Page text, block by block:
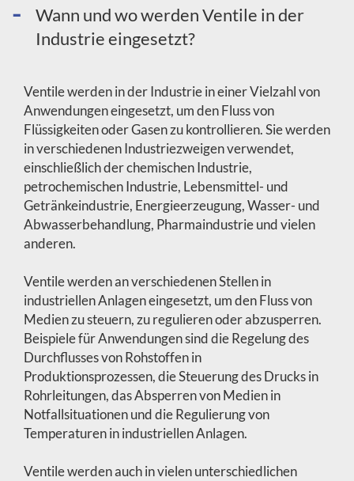
Wann und wo werden Ventile in der
Industrie eingesetzt?
Ventile werden in der Industrie in einer Vielzahl von
Anwendungen eingesetzt, um den Fluss von
Flüssigkeiten oder Gasen zu kontrollieren. Sie werden
in verschiedenen Industriezweigen verwendet,
einschließlich der chemischen Industrie,
petrochemischen Industrie, Lebensmittel- und
Getränkeindustrie, Energieerzeugung, Wasser- und
Abwasserbehandlung, Pharmaindustrie und vielen
anderen.
Ventile werden an verschiedenen Stellen in
industriellen Anlagen eingesetzt, um den Fluss von
Medien zu steuern, zu regulieren oder abzusperren.
Beispiele für Anwendungen sind die Regelung des
Durchflusses von Rohstoffen in
Produktionsprozessen, die Steuerung des Drucks in
Rohrleitungen, das Absperren von Medien in
Notfallsituationen und die Regulierung von
Temperaturen in industriellen Anlagen.
Ventile werden auch in vielen unterschiedlichen